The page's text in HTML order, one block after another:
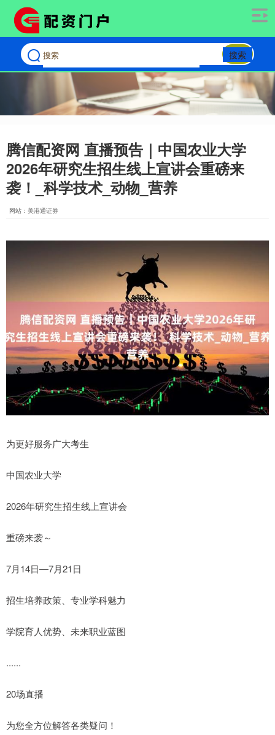
搜索
腾信配资网 直播预告｜中国农业大学
2026年研究生招生线上宣讲会重磅来
袭！_科学技术_动物_营养
网站：美港通证券
为更好服务广大考生
中国农业大学
2026年研究生招生线上宣讲会
重磅来袭～
7月14日—7月21日
招生培养政策、专业学科魅力
学院育人优势、未来职业蓝图
......
20场直播
为您全方位解答各类疑问！